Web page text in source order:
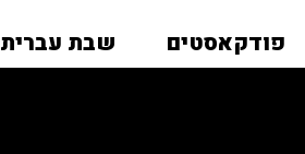
פודקאסטים שבת עברית